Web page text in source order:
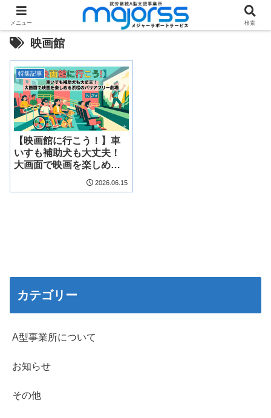
映画館
特集記事
【映画館に行こう！】車
いすも補助犬も大丈夫！
大画面で映画を楽しめる
浜松のバリアフリー劇場
2026.06.15
カテゴリー
A型事業所について
お知らせ
その他
メニュー 検索